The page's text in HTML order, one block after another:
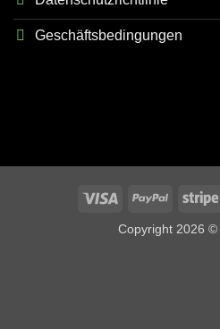
Geschäftsbedingungen
Visa PayPal
Copyright 2026 ©